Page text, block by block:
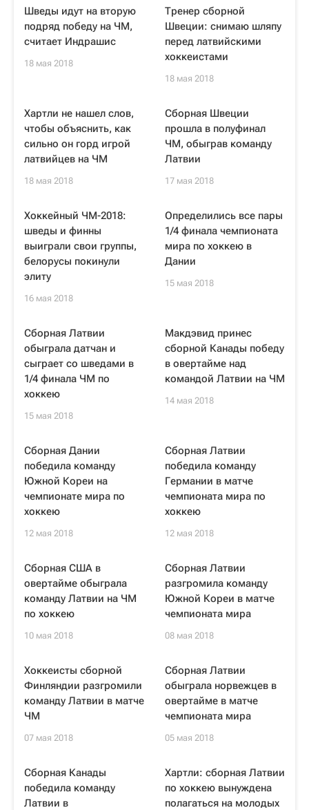
Шведы идут на вторую
подряд победу на ЧМ,
считает Индрашис
18 мая 2018
Тренер сборной
Швеции: снимаю шляпу
перед латвийскими
хоккеистами
18 мая 2018
Хартли не нашел слов,
чтобы объяснить, как
сильно он горд игрой
латвийцев на ЧМ
18 мая 2018
Сборная Швеции
прошла в полуфинал
ЧМ, обыграв команду
Латвии
17 мая 2018
Хоккейный ЧМ-2018:
шведы и финны
выиграли свои группы,
белорусы покинули
элиту
16 мая 2018
Определились все пары
1/4 финала чемпионата
мира по хоккею в
Дании
15 мая 2018
Сборная Латвии
обыграла датчан и
сыграет со шведами в
1/4 финала ЧМ по
хоккею
15 мая 2018
Макдэвид принес
сборной Канады победу
в овертайме над
командой Латвии на ЧМ
14 мая 2018
Сборная Дании
победила команду
Южной Кореи на
чемпионате мира по
хоккею
12 мая 2018
Сборная Латвии
победила команду
Германии в матче
чемпионата мира по
хоккею
12 мая 2018
Сборная США в
овертайме обыграла
команду Латвии на ЧМ
по хоккею
10 мая 2018
Сборная Латвии
разгромила команду
Южной Кореи в матче
чемпионата мира
08 мая 2018
Хоккеисты сборной
Финляндии разгромили
команду Латвии в матче
ЧМ
07 мая 2018
Сборная Латвии
обыграла норвежцев в
овертайме в матче
чемпионата мира
05 мая 2018
Сборная Канады
победила команду
Латвии в
Хартли: сборная Латвии
по хоккею вынуждена
полагаться на молодых